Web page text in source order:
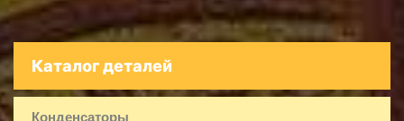
Каталог деталей
Конденсаторы